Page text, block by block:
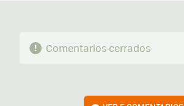
Comentarios cerrados